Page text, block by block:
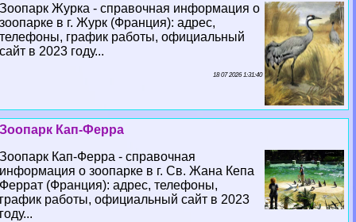
Зоопарк Журка - справочная информация о
зоопарке в г. Журк (Франция): адрес,
телефоны, график работы, официальный
сайт в 2023 году...
18 07 2026 1:31:40
Зоопарк Кап-Ферра
Зоопарк Кап-Ферра - справочная
информация о зоопарке в г. Св. Жана Кепа
Феррат (Франция): адрес, телефоны,
график работы, официальный сайт в 2023
году...